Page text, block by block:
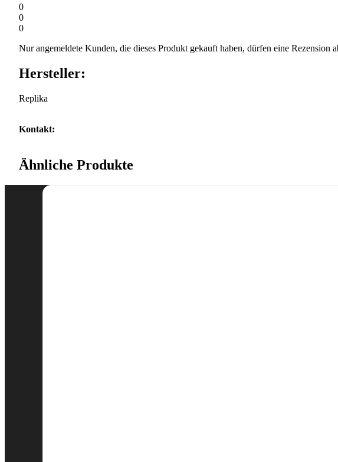
0
0
0
Nur angemeldete Kunden, die dieses Produkt gekauft haben, dürfen eine Rezension
Hersteller:
Replika
Kontakt:
Ähnliche Produkte